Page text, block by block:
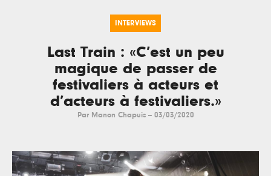
INTERVIEWS
Last Train : «C’est un peu
magique de passer de
festivaliers à acteurs et
d’acteurs à festivaliers.»
Par Manon Chapuis -- 03/03/2020